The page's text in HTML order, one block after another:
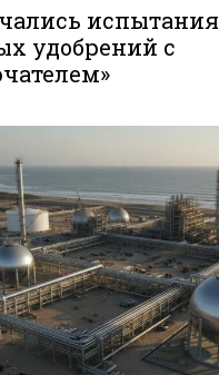
испытания
удобрений с